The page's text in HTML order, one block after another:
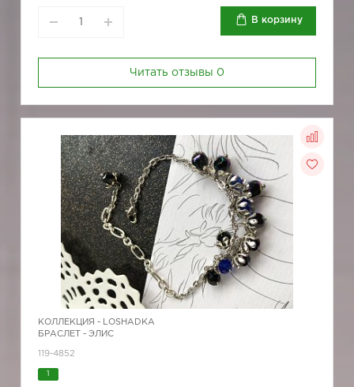
В корзину
Читать отзывы 0
КОЛЛЕКЦИЯ - LOSHADKA
БРАСЛЕТ - ЭЛИС
119-4852